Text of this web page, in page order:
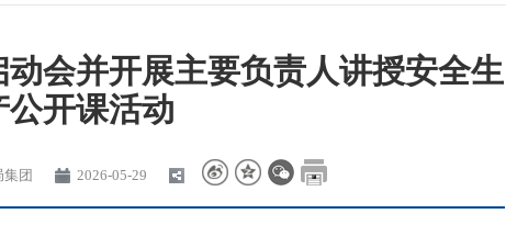
会并开展主要负责人讲授安全生
公开课活动
团 2026-05-29